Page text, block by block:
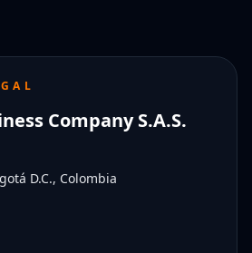
Company S.A.S.
D.C., Colombia